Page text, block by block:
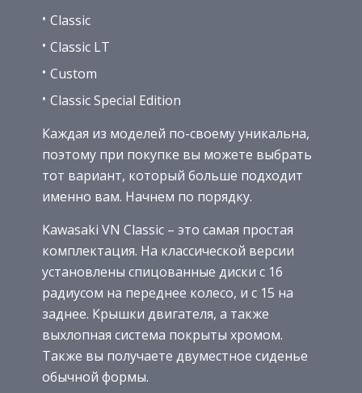
Classic
Classic LT
Custom
Classic Special Edition
Каждая из моделей по-своему уникальна,
поэтому при покупке вы можете выбрать
тот вариант, который больше подходит
именно вам. Начнем по порядку.
Kawasaki VN Classic – это самая простая
комплектация. На классической версии
установлены спицованные диски с 16
радиусом на переднее колесо, и с 15 на
заднее. Крышки двигателя, а также
выхлопная система покрыты хромом.
Также вы получаете двуместное сиденье
обычной формы.